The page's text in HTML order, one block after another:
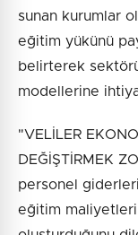
sunan kurumlar
eğitim yükünü
belirterek
modellerine
"VELİLER
DEĞİŞTİRMEK
personel
eğitim